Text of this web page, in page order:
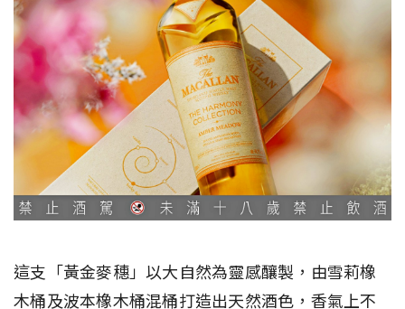
這支「黃金麥穗」以大自然為靈感釀製，由雪莉橡
木桶及波本橡木桶混桶打造出天然酒色，香氣上不